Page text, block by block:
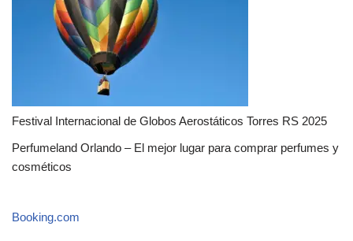
Festival Internacional de Globos Aerostáticos Torres RS 2025
Perfumeland Orlando – El mejor lugar para comprar perfumes y
cosméticos
Booking.com